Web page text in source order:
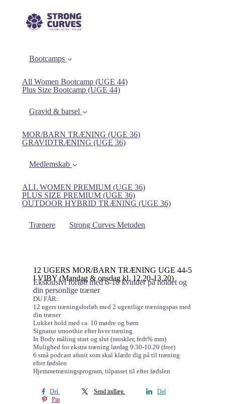
Bootcamps
All Women Bootcamp (UGE 44)
Plus Size Bootcamp (UGE 44)
Gravid & barsel
MOR/BARN TRÆNING (UGE 36)
GRAVIDTRÆNING (UGE 36)
Medlemskab
ALL WOMEN PREMIUM (UGE 36)
PLUS SIZE PREMIUM (UGE 36)
OUTDOOR HYBRID TRÆNING (UGE 36)
Trænere Strong Curves Metoden
12 UGERS MOR/BARN TRÆNING UGE 44-5
I VIBY (Mandag & onsdag kl. 12.20-13.20)
Eksklusivt forløb med 6-10 kvinder på holdet og
din personlige træner
DU FÅR:
12 ugers træningsforløb med 2 ugentlige træningspas med
din træner
Lukket hold med ca. 10 mødre og børn
Signatur smoothie efter hver træning
In Body måling start og slut (muskler, fedt% mm)
Mulighed for ekstra træning lørdag 9.30-10.20 (free)
6 små podcast afsnit som skal klæde dig på til træning
efter fødslen
Hjemmetræningsprogram, tilpasset til efter fødslen
Del Send indlæg
Del
Pin